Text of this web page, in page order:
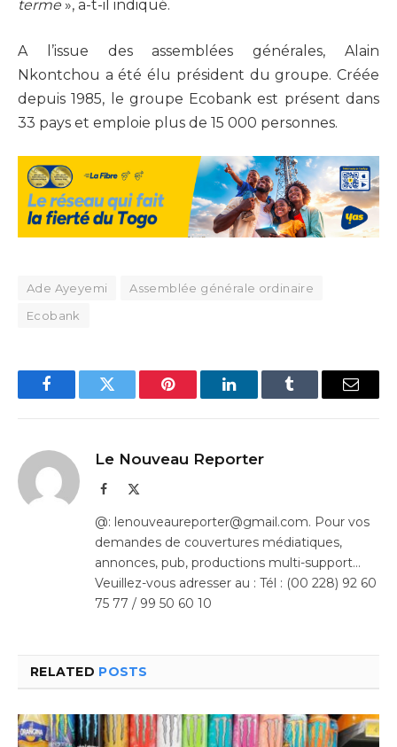
terme », a-t-il indiqué.
A l’issue des assemblées générales, Alain
Nkontchou a été élu président du groupe. Créée
depuis 1985, le groupe Ecobank est présent dans
33 pays et emploie plus de 15 000 personnes.
Ade Ayeyemi
Assemblée générale ordinaire
Ecobank
FacebookTwitter Pinterest LinkedInTumblr Email
Le Nouveau Reporter
Facebook
@: lenouveaureporter@gmail.com. Pour vos
demandes de couvertures médiatiques,
annonces, pub, productions multi-support…
Veuillez-vous adresser au : Tél : (00 228) 92 60
75 77 / 99 50 60 10
RELATED POSTS